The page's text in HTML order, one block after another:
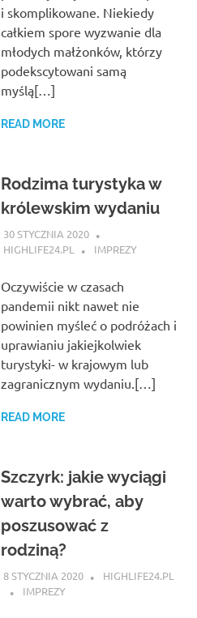
i skomplikowane. Niekiedy
całkiem spore wyzwanie dla
młodych małżonków, którzy
podekscytowani samą
myślą[…]
READ MORE
Rodzima turystyka w
królewskim wydaniu
30 STYCZNIA 2020
HIGHLIFE24.PL
IMPREZY
Oczywiście w czasach
pandemii nikt nawet nie
powinien myśleć o podróżach i
uprawianiu jakiejkolwiek
turystyki- w krajowym lub
zagranicznym wydaniu.[…]
READ MORE
Szczyrk: jakie wyciągi
warto wybrać, aby
poszusować z
rodziną?
8 STYCZNIA 2020
HIGHLIFE24.PL
IMPREZY